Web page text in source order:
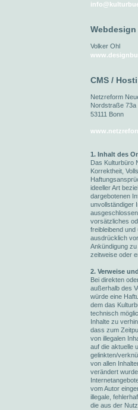
Webdesign
Volker Ohl
CMS /
Netzreform
Nordstraße 73a
53111 Bonn
1. Inhalt des
Das Kulturbüro
Korrektheit,
ideeller Art
dargebotenen
unvollständiger
vorsätzliches
freibleibend
ausdrücklich
Ankündigung
zeitweise oder
2. Verweise
Bei direkten
außerhalb des
würde eine
dem das
technisch
Inhalte zu
dass zum
von illegalen
auf die aktuelle
gelinkten/
von allen
verändert
vom Autor
illegale,
die aus der